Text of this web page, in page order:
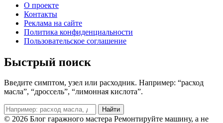
О проекте
Контакты
Реклама на сайте
Политика конфиденциальности
Пользовательское соглашение
Быстрый поиск
Введите симптом, узел или расходник. Например: “расход
масла”, “дроссель”, “лимонная кислота”.
Поиск
Найти
© 2026 Блог гаражного мастера Ремонтируйте машину, а не